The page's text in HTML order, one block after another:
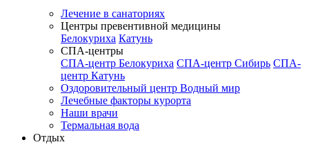
Лечение в санаториях
Центры превентивной медицины
Белокуриха Катунь
СПА-центры
СПА-центр Белокуриха СПА-центр Сибирь СПА-
центр Катунь
Оздоровительный центр Водный мир
Лечебные факторы курорта
Наши врачи
Термальная вода
Отдых